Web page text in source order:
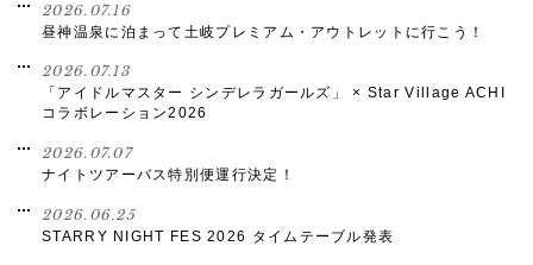
2026.07.16
昼神温泉に泊まって土岐プレミアム・アウトレットに行こう！
2026.07.13
「アイドルマスター シンデレラガールズ」 × Star Village ACHI
コラボレーション2026
2026.07.07
ナイトツアーバス特別便運行決定！
2026.06.25
STARRY NIGHT FES 2026 タイムテーブル発表